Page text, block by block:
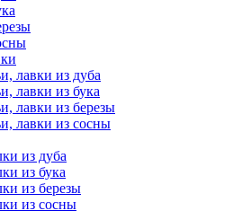
лавки из дуба
лавки из бука
лавки из березы
лавки из сосны
из дуба
из бука
из березы
из сосны